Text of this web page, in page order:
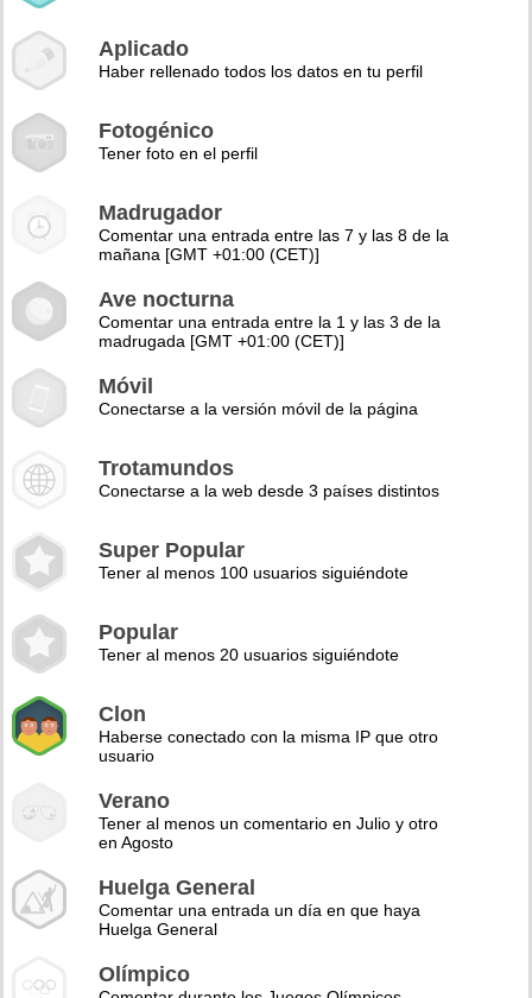
Aplicado
Haber rellenado todos los datos en tu perfil
Fotogénico
Tener foto en el perfil
Madrugador
Comentar una entrada entre las 7 y las 8 de la
mañana [GMT +01:00 (CET)]
Ave nocturna
Comentar una entrada entre la 1 y las 3 de la
madrugada [GMT +01:00 (CET)]
Móvil
Conectarse a la versión móvil de la página
Trotamundos
Conectarse a la web desde 3 países distintos
Super Popular
Tener al menos 100 usuarios siguiéndote
Popular
Tener al menos 20 usuarios siguiéndote
Clon
Haberse conectado con la misma IP que otro
usuario
Verano
Tener al menos un comentario en Julio y otro
en Agosto
Huelga General
Comentar una entrada un día en que haya
Huelga General
Olímpico